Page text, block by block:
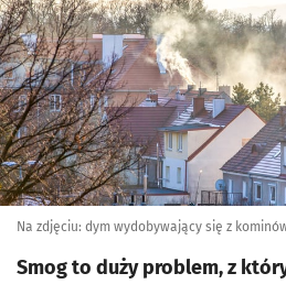
Na zdjęciu: dym wydobywający się z
Smog to duży problem, z